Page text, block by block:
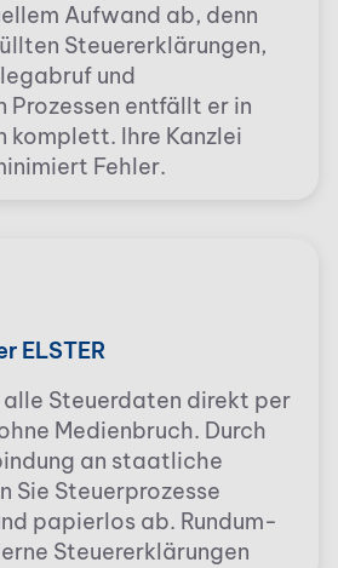
Aufwand ab, denn
Steuererklärungen,
und
entfällt er in
komplett. Ihre Kanzlei
Fehler.
ELSTER
Steuerdaten direkt per
Medienbruch. Durch
an staatliche
Sie Steuerprozesse
papierlos ab. Rundum-
Steuererklärungen